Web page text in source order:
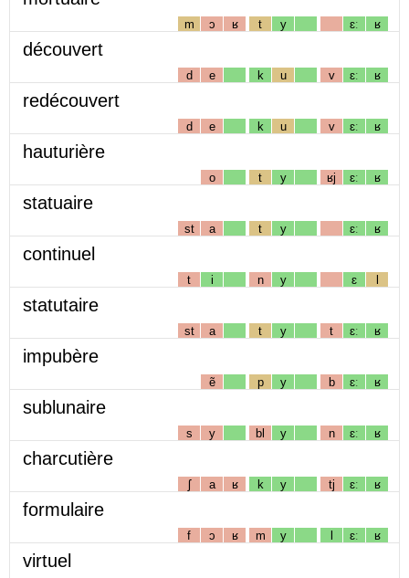
m ɔ ʁ t y ɛː ʁ
découvert
d e k u v ɛː ʁ
redécouvert
d e k u v ɛː ʁ
hauturière
o t y ʁj ɛː ʁ
statuaire
st a t y ɛː ʁ
continuel
t i n y ɛ l
statutaire
st a t y t ɛː ʁ
impubère
ẽ p y b ɛː ʁ
sublunaire
s y bl y n ɛː ʁ
charcutière
ʃ a ʁ k y tj ɛː ʁ
formulaire
f ɔ ʁ m y l ɛː ʁ
virtuel